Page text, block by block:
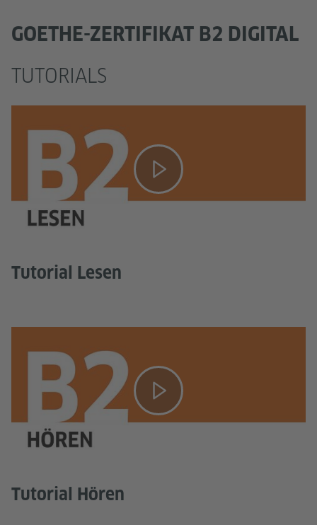
GOETHE-ZERTIFIKAT B2 DIGITAL
TUTORIALS
Tutorial Lesen
Tutorial Hören